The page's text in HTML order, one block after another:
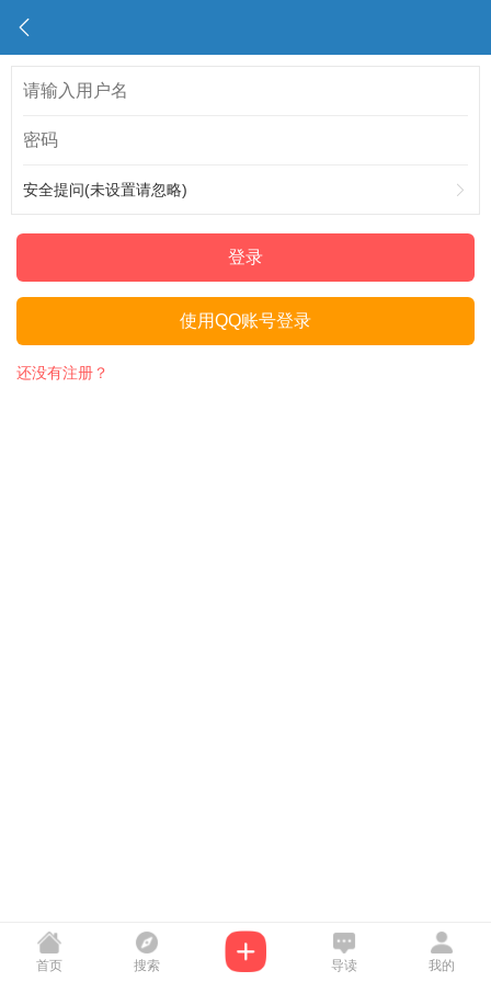
安全提问(未设置请忽略)
登录
使用QQ账号登录
还没有注册？
首页 搜索 导读 我的